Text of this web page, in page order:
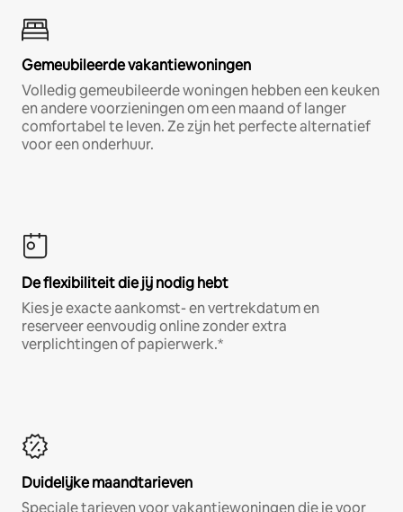
Gemeubileerde vakantiewoningen
Volledig gemeubileerde woningen hebben een keuken
en andere voorzieningen om een maand of langer
comfortabel te leven. Ze zijn het perfecte alternatief
voor een onderhuur.
De flexibiliteit die jij nodig hebt
Kies je exacte aankomst- en vertrekdatum en
reserveer eenvoudig online zonder extra
verplichtingen of papierwerk.*
Duidelijke maandtarieven
Speciale tarieven voor vakantiewoningen die je voor